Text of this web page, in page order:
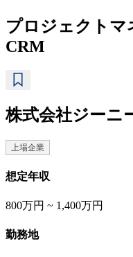
プロジェクトマ
CRM
株式会社ジーニ
上場企業
想定年収
800万円 ~ 1,400万円
勤務地